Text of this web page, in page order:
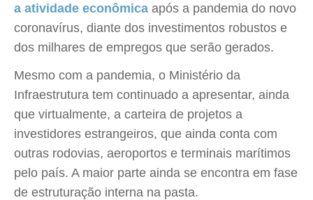
a atividade econômica após a pandemia do novo
coronavírus, diante dos investimentos robustos e
dos milhares de empregos que serão gerados.
Mesmo com a pandemia, o Ministério da
Infraestrutura tem continuado a apresentar, ainda
que virtualmente, a carteira de projetos a
investidores estrangeiros, que ainda conta com
outras rodovias, aeroportos e terminais marítimos
pelo país. A maior parte ainda se encontra em fase
de estruturação interna na pasta.